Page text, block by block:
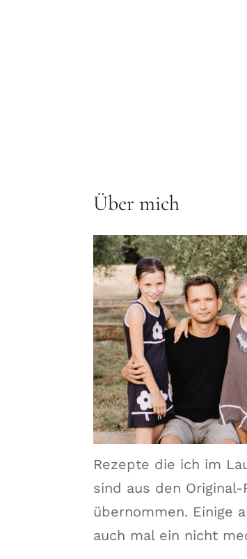
Über mich
Rezepte die ich im
sind aus den
übernommen. Einige
auch mal ein nicht